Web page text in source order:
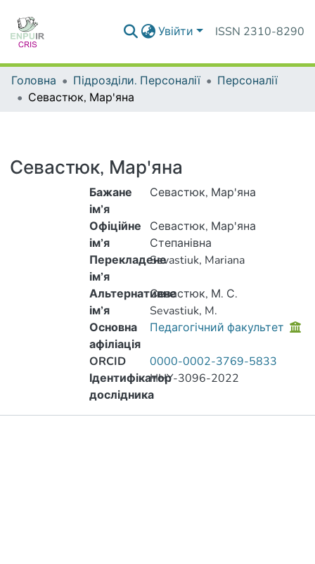
Увійти ISSN 2310-8290
Головна Підрозділи. Персоналії
Персоналії
Севастюк, Мар'яна
Севастюк, Мар'яна
Бажане
ім’я
Севастюк, Мар'яна
Офіційне
ім’я
Севастюк, Мар'яна
Степанівна
Перекладене
ім’я
Sevastiuk, Mariana
Альтернативне
ім’я
Севастюк, М. С.
Sevastiuk, M.
Основна
афіліація
Педагогічний факультет
ORCID
0000-0002-3769-5833
Ідентифікатор
дослідника
HHY-3096-2022